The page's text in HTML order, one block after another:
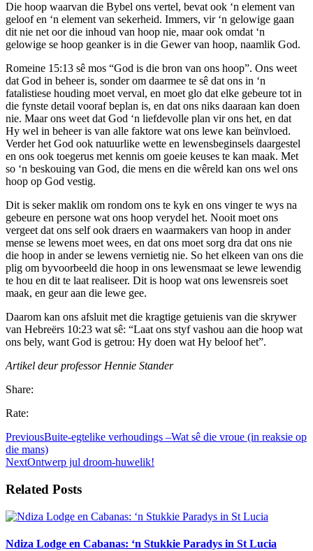
Die hoop waarvan die Bybel ons vertel, bevat ook ‘n element van
geloof en ‘n element van sekerheid. Immers, vir ‘n gelowige gaan
dit nie net oor die inhoud van hoop nie, maar ook omdat ‘n
gelowige se hoop geanker is in die Gewer van hoop, naamlik God.
Romeine 15:13 sê mos “God is die bron van ons hoop”. Ons weet
dat God in beheer is, sonder om daarmee te sê dat ons in ‘n
fatalistiese houding moet verval, en moet glo dat elke gebeure tot in
die fynste detail vooraf beplan is, en dat ons niks daaraan kan doen
nie. Maar ons weet dat God ‘n liefdevolle plan vir ons het, en dat
Hy wel in beheer is van alle faktore wat ons lewe kan beïnvloed.
Verder het God ook natuurlike wette en lewensbeginsels daargestel
en ons ook toegerus met kennis om goeie keuses te kan maak. Met
so ‘n beskouing van God, die mens en die wêreld kan ons wel ons
hoop op God vestig.
Dit is seker maklik om rondom ons te kyk en ons vinger te wys na
gebeure en persone wat ons hoop verydel het. Nooit moet ons
vergeet dat ons self ook draers en waarmakers van hoop in ander
mense se lewens moet wees, en dat ons moet sorg dra dat ons nie
die hoop in ander se lewens vernietig nie. So het elkeen van ons die
plig om byvoorbeeld die hoop in ons lewensmaat se lewe lewendig
te hou en dit te laat realiseer. Dit is hoop wat ons lewensreis soet
maak, en geur aan die lewe gee.
Daarom kan ons afsluit met die kragtige getuienis van die skrywer
van Hebreërs 10:23 wat sê: “Laat ons styf vashou aan die hoop wat
ons bely, want God is getrou: Hy doen wat Hy beloof het”.
Artikel deur professor Hennie Stander
Share:
Rate:
PreviousBuite-egtelike verhoudings –Wat sê die vroue (in reaksie op
die mans)
NextOntwerp jul droom-huwelik!
Related Posts
Ndiza Lodge en Cabanas: ‘n Stukkie Paradys in St Lucia